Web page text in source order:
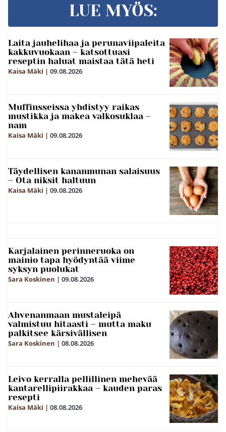
LUE MYÖS:
Laita jauhelihaa ja perunaviipaleita
kakkuvuokaan – katsottuasi
reseptin haluat maistaa tätä heti
Kaisa Mäki | 09.08.2026
Muffinsseissa yhdistyy raikas
mustikka ja makea valkosuklaa –
nam
Kaisa Mäki | 09.08.2026
Täydellisen kananmunan salaisuus
– Ota niksit haltuun
Kaisa Mäki | 09.08.2026
Karjalainen perinneruoka on
mainio tapa hyödyntää viime
syksyn puolukat
Sara Koskinen | 09.08.2026
Ahvenanmaan mustaleipä
valmistuu hitaasti – mutta maku
palkitsee kärsivällisen
Sara Koskinen | 08.08.2026
Leivo kerralla pellillinen mehevää
kantarellipiirakkaa – kauden paras
resepti
Kaisa Mäki | 08.08.2026